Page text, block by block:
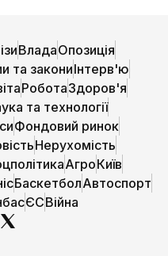
ВладаОпозиція
та закониІнтерв'ю
РоботаЗдоров'я
та технології
Фондовий ринок
Нерухомість
АгроКиїв
БаскетболАвтоспорт
ЄСВійна